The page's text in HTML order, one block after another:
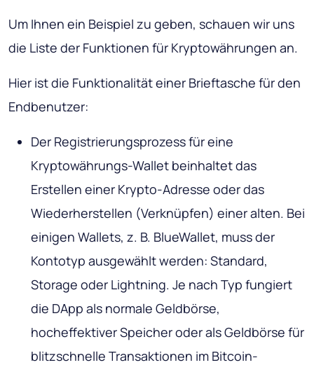
Um Ihnen ein Beispiel zu geben, schauen wir uns
die Liste der Funktionen für Kryptowährungen an.
Hier ist die Funktionalität einer Brieftasche für den
Endbenutzer:
Der Registrierungsprozess für eine
Kryptowährungs-Wallet beinhaltet das
Erstellen einer Krypto-Adresse oder das
Wiederherstellen (Verknüpfen) einer alten. Bei
einigen Wallets, z. B. BlueWallet, muss der
Kontotyp ausgewählt werden: Standard,
Storage oder Lightning. Je nach Typ fungiert
die DApp als normale Geldbörse,
hocheffektiver Speicher oder als Geldbörse für
blitzschnelle Transaktionen im Bitcoin-